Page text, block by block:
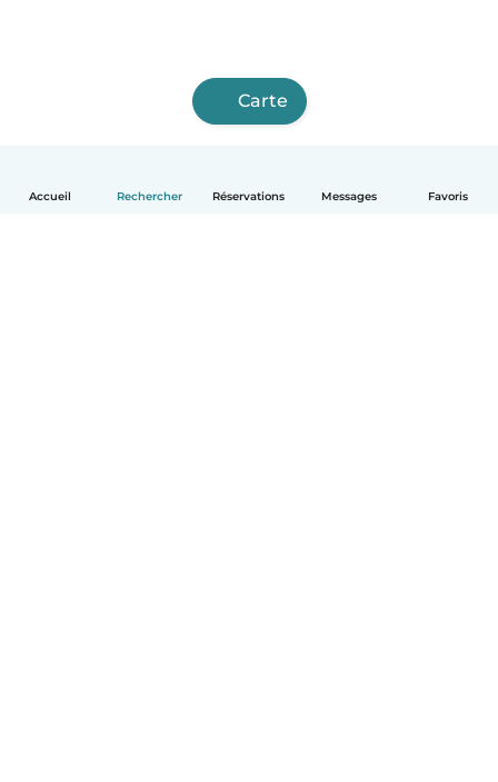
Accueil Rechercher Réservations Messages Favoris
Carte